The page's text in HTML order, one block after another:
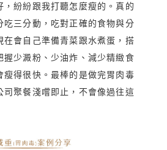
，紛紛跟我打聽怎麼瘦的。真的
吃三分動，吃對正確的食物與分
在會自己準備青菜跟水煮蛋，搭
握少澱粉、少油炸、減少精緻食
瘦得很快。最棒的是做完胃肉毒
司聚餐淺嚐即止，不會像過往這